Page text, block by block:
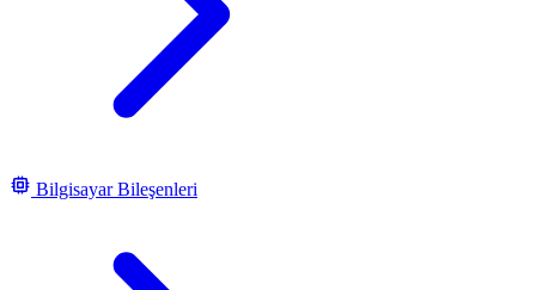
Bilgisayar Bileşenleri